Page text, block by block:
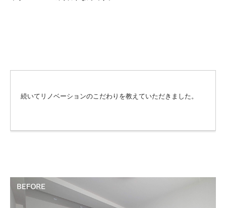
続いてリノベーションのこだわりを教えていただきました。